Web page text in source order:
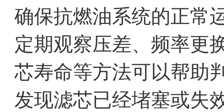
确保抗燃油系统的正常
定期观察压差、频率更
芯寿命等方法可以帮助
发现滤芯已经堵塞或失